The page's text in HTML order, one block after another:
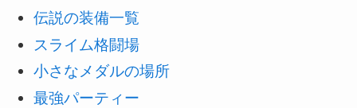
伝説の装備一覧
スライム格闘場
小さなメダルの場所
最強パーティー